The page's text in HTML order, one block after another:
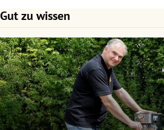
Gut zu wissen
Slide 1 von 7